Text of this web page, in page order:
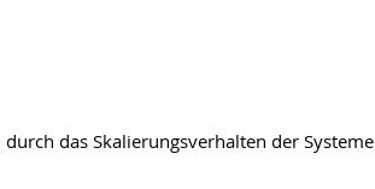
das Skalierungsverhalten der Systeme